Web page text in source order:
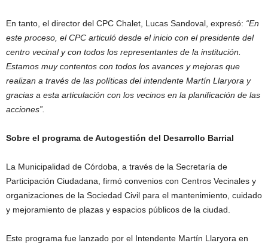
En tanto, el director del CPC Chalet, Lucas Sandoval, expresó: “En
este proceso, el CPC articuló desde el inicio con el presidente del
centro vecinal y con todos los representantes de la institución.
Estamos muy contentos con todos los avances y mejoras que
realizan a través de las políticas del intendente Martín Llaryora y
gracias a esta articulación con los vecinos en la planificación de las
acciones”.
Sobre el programa de Autogestión del Desarrollo Barrial
La Municipalidad de Córdoba, a través de la Secretaría de
Participación Ciudadana, firmó convenios con Centros Vecinales y
organizaciones de la Sociedad Civil para el mantenimiento, cuidado
y mejoramiento de plazas y espacios públicos de la ciudad.
Este programa fue lanzado por el Intendente Martín Llaryora en